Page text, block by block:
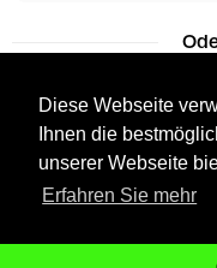
Diese Webseite
Ihnen die
unserer Webseite
Erfahren Sie mehr
Facebook